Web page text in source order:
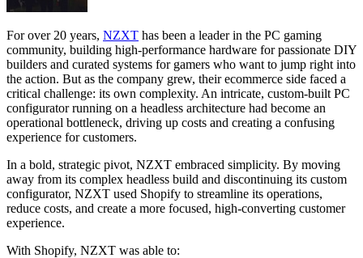
For over 20 years, NZXT has been a leader in the PC gaming
community, building high-performance hardware for passionate DIY
builders and curated systems for gamers who want to jump right into
the action. But as the company grew, their ecommerce side faced a
critical challenge: its own complexity. An intricate, custom-built PC
configurator running on a headless architecture had become an
operational bottleneck, driving up costs and creating a confusing
experience for customers.
In a bold, strategic pivot, NZXT embraced simplicity. By moving
away from its complex headless build and discontinuing its custom
configurator, NZXT used Shopify to streamline its operations,
reduce costs, and create a more focused, high-converting customer
experience.
With Shopify, NZXT was able to: